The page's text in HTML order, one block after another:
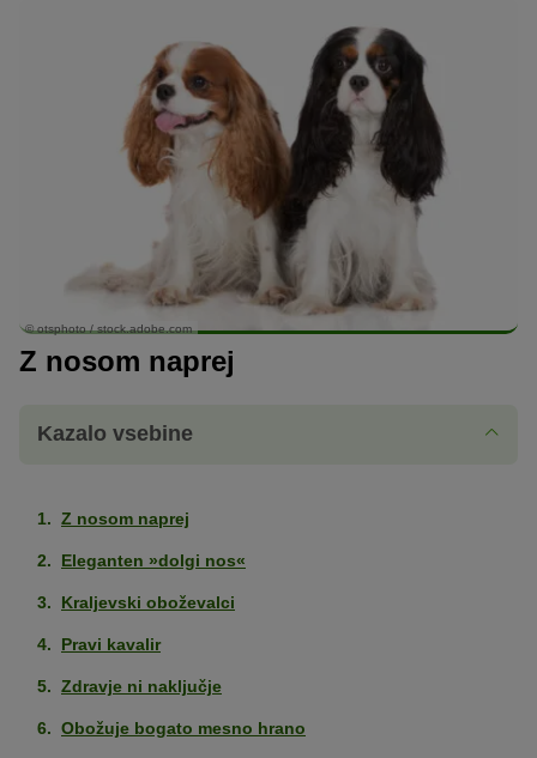
© otsphoto / stock.adobe.com
Z nosom naprej
Kazalo vsebine
Z nosom naprej
Eleganten »dolgi nos«
Kraljevski oboževalci
Pravi kavalir
Zdravje ni naključje
Obožuje bogato mesno hrano